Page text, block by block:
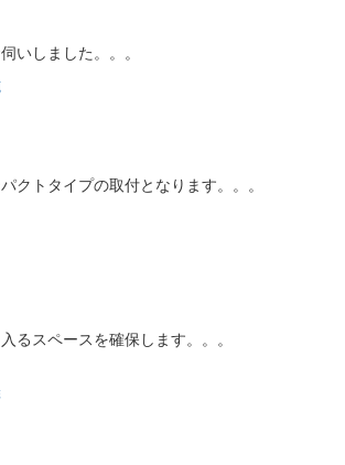
いしました。。。
クトタイプの取付となります。。。
るスペースを確保します。。。